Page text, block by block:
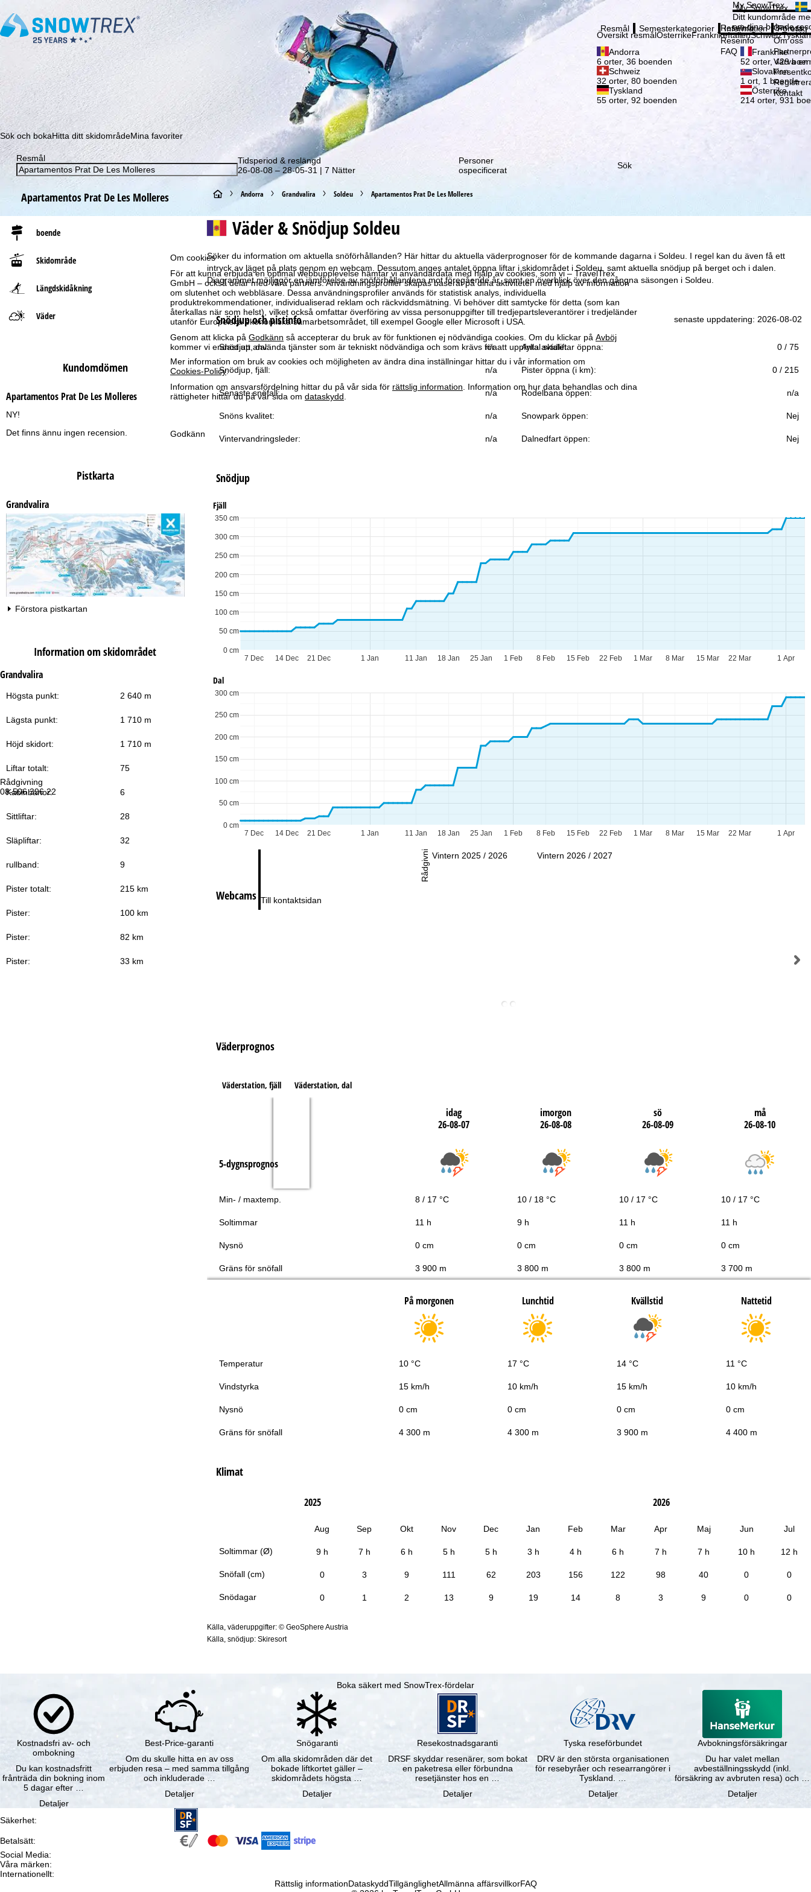
Om cookies
För att kunna erbjuda en optimal webbupplevelse hämtar vi användardata med hjälp av cookies, som vi – TravelTrex
GmbH – också delar med våra partners. Användningsprofiler skapas baserat på dina aktiviteter med hjälp av information
om slutenhet och webbläsare. Dessa användningsprofiler används för statistisk analys, individuella
produktrekommendationer, individualiserad reklam och räckviddsmätning. Vi behöver ditt samtycke för detta (som kan
återkallas när som helst), vilket också omfattar överföring av vissa personuppgifter till tredjepartsleverantörer i tredjeländer
utanför Europeiska ekonomiska samarbetsområdet, till exempel Google eller Microsoft i USA.
Genom att klicka på Godkänn så accepterar du bruk av för funktionen ej nödvändiga cookies. Om du klickar på Avböj
kommer vi endast att använda tjänster som är tekniskt nödvändiga och som krävs för att uppfylla avtalet.
Mer information om bruk av cookies och möjligheten av ändra dina inställningar hittar du i vår information om
Cookies-Policy.
Information om ansvarsfördelning hittar du på vår sida för rättslig information . Information om hur data behandlas och dina
rättigheter hittar du på vår sida om dataskydd
Godkänn
Rådgivning
08-506 396 22
Öppettider
Fr:
09.00–14.00
Till kontaktsidan
Rådgivning
Prenumerera på vårt nyhetsbrev och missa aldrig ett erbjudande! Registrering
My SnowTrex
My SnowTrex
Ditt kundområde
om dina bokade
Resmål
Översikt resmålÖsterrikeFrankrikeItalienSchweiz
Andorra
6 orter, 36 boenden
Frankrike
52 orter, 429
Schweiz
32 orter, 80 boenden
Slovakien
1 ort, 1 boende
Tyskland
55 orter, 92 boenden
Österrike
214 orter, 931
Semesterkategorier Information
Reseinfo
Reseinfo
FAQ
Företag
Om oss
Om oss
Värva en
Kontakt
Sök och bokaHitta ditt skidområdeMina favoriter
Resmål
Tidsperiod & reslängd
26-08-08 – 28-05-31 | 7 Nätter
Personer
ospecificerat
Sök
Apartamentos Prat De Les Molleres
boende
Skidområde
Längdskidåkning
Väder
Kundomdömen
Apartamentos Prat De Les Molleres
NY!
Det finns ännu ingen recension.
Pistkarta
Grandvalira
Förstora pistkartan
Information om skidområdet
Grandvalira
Högsta punkt: 2 640 m
Lägsta punkt: 1 710 m
Höjd skidort: 1 710 m
Liftar totalt: 75
Kabinbanor: 6
Sittliftar: 28
Släpliftar: 32
rullband: 9
Pister totalt: 215 km
Pister: 100 km
Pister: 82 km
Pister: 33 km
S
t
r
t
s
i
d
a
Andorra Grandvalira Soldeu Apartamentos Prat De Les Molleres
Väder & Snödjup Soldeu
Söker du information om aktuella snöförhållanden? Här hittar du aktuella väderprognoser för de kommande dagarna i Soldeu. I regel kan du även få ett
intryck av läget på plats genom en webcam. Dessutom anges antalet öppna liftar i skidområdet i Soldeu, samt aktuella snödjup på berget och i dalen.
Diagrammet möjliggör en jämförelse av snöförhållandena mot föregående år, samt en överblick över den gångna säsongen i Soldeu.
Snödjup och pistinfo senaste uppdatering: 2026-08-02
Snödjup, dal: n/a Antal skidliftar öppna: 0 / 75
Snödjup, fjäll: n/a Pister öppna (i km): 0 / 215
Senaste snöfall: n/a Rodelbana öppen: n/a
Snöns kvalitet: n/a Snowpark öppen: Nej
Vintervandringsleder: n/a Dalnedfart öppen: Nej
Snödjup
Fjäll
1 Jan 1 Feb 1 Mar 1 Apr
7 Dec 14 Dec 21 Dec 11 Jan 18 Jan 25 Jan 8 Feb 15 Feb 22 Feb 8 Mar 15 Mar 22 Mar
0 cm
50 cm
100 cm
150 cm
200 cm
250 cm
300 cm
350 cm
Dal
1 Jan 1 Feb 1 Mar 1 Apr
7 Dec 14 Dec 21 Dec 11 Jan 18 Jan 25 Jan 8 Feb 15 Feb 22 Feb 8 Mar 15 Mar 22 Mar
0 cm
50 cm
100 cm
150 cm
200 cm
250 cm
300 cm
Vintern 2025 / 2026 Vintern 2026 / 2027
Webcams
Väderprognos
Väderstation, fjäll Väderstation, dal
idag
26-08-07
imorgon
26-08-08
sö
26-08-09
må
26-08-10
5-dygnsprognos
Min- / maxtemp. 8 / 17 °C 10 / 18 °C 10 / 17 °C 10 / 17 °C
Soltimmar 11 h 9 h 11 h 11 h
Nysnö 0 cm 0 cm 0 cm 0 cm
Gräns för snöfall 3 900 m 3 800 m 3 800 m 3 700 m
På morgonen Lunchtid Kvällstid Nattetid
Temperatur 10 °C 17 °C 14 °C 11 °C
Vindstyrka 15 km/h 10 km/h 15 km/h 10 km/h
Nysnö 0 cm 0 cm 0 cm 0 cm
Gräns för snöfall 4 300 m 4 300 m 3 900 m 4 400 m
Klimat
Soltimmar (Ø)
Snöfall (cm)
Snödagar
2025 2026
Aug Sep Okt Nov Dec Jan Feb Mar Apr Maj Jun Jul
9 h 7 h 6 h 5 h 5 h 3 h 4 h 6 h 7 h 7 h 10 h 12 h
0 3 9 111 62 203 156 122 98 40 0 0
0 1 2 13 9 19 14 8 3 9 0 0
Källa, väderuppgifter: © GeoSphere Austria
Källa, snödjup: Skiresort
Boka säkert med SnowTrex-fördelar
Kostnadsfri av- och
ombokning
Du kan kostnadsfritt
frånträda din bokning inom
5 dagar efter …
Detaljer
Best-Price-garanti
Om du skulle hitta en av oss
erbjuden resa – med samma tillgång
och inkluderade …
Detaljer
Snögaranti
Om alla skidområden där det
bokade liftkortet gäller –
skidområdets högsta …
Detaljer
Resekostnadsgaranti
DRSF skyddar resenärer, som bokat
en paketresa eller förbundna
resetjänster hos en …
Detaljer
Tyska reseförbundet
DRV är den största organisationen
för resebyråer och researrangörer i
Tyskland. …
Detaljer
Avbokningsförsäkringar
Du har valet mellan
avbeställningsskydd (inkl.
försäkring av avbruten resa) och …
Detaljer
Säkerhet:
Betalsätt:
Social Media:
Våra märken:
Internationellt:
Rättslig informationDataskyddTillgänglighetAllmänna affärsvillkorFAQ